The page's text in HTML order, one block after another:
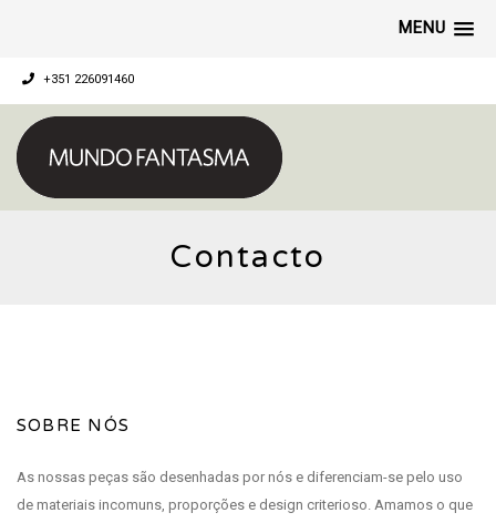
MENU
+351 226091460
Contacto
SOBRE NÓS
As nossas peças são desenhadas por nós e diferenciam-se pelo uso
de materiais incomuns, proporções e design criterioso. Amamos o que